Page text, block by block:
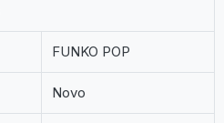
FUNKO POP
Novo